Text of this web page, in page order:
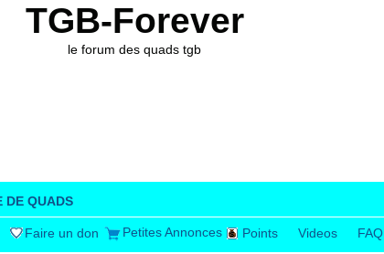
TGB-Forever
le forum des quads tgb
DE QUADS
Faire un don Petites Annonces Points Videos FAQ